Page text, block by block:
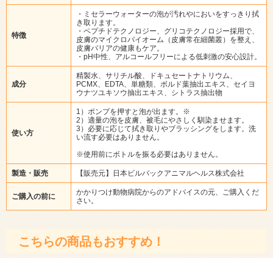
特徴
・ミセラーウォーターの泡が汚れやにおいをすっきり拭
き取ります。
・ペプチドテクノロジー、グリコテクノロジー採用で、
皮膚のマイクロバイオーム（皮膚常在細菌叢）を整え、
皮膚バリアの健康もケア。
・pH中性、アルコールフリーによる低刺激の安心設計。
成分
精製水、サリチル酸、ドキュセートナトリウム、
PCMX、EDTA、単糖類、ボルド葉抽出エキス、セイヨ
ウナツユキソウ抽出エキス、シトラス抽出物
使い方
1）ポンプを押すと泡が出ます。※
2）適量の泡を皮膚、被毛にやさしく馴染ませます。
3）必要に応じて拭き取りやブラッシングをします。洗
い流す必要はありません。
※使用前にボトルを振る必要はありません。
製造・販売 【販売元】日本ビルバックアニマルヘルス株式会社
ご購入の前に
かかりつけ動物病院からのアドバイスの元、ご購入くだ
さい。
こちらの商品もおすすめ！